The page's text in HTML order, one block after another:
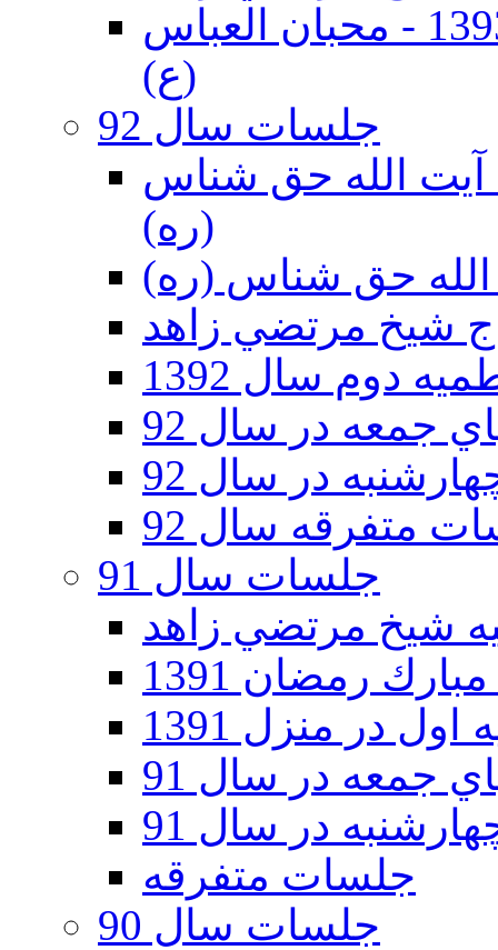
جلسات دهه اول محرم الحرام 1393 - محبان العباس
(ع)
جلسات سال 92
92 - حسينيه آيت الله حق شناس
(ره)
دوم سال 1392
جمعه در سال 92
در سال 92
متفرقه سال 92
جلسات سال 91
رمضان 1391
در منزل 1391
جمعه در سال 91
در سال 91
جلسات متفرقه
جلسات سال 90